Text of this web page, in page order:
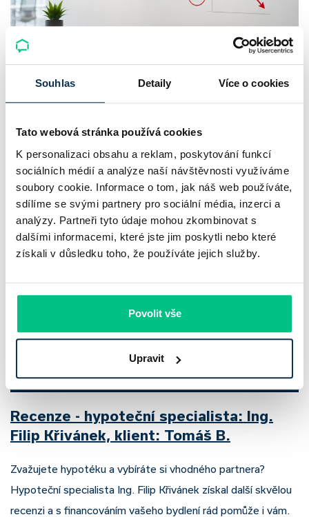
Souhlas Detaily Více o cookies
Tato webová stránka používá cookies
K personalizaci obsahu a reklam, poskytování funkcí
sociálních médií a analýze naší návštěvnosti využíváme
soubory cookie. Informace o tom, jak náš web používáte,
sdílíme se svými partnery pro sociální média, inzerci a
analýzy. Partneři tyto údaje mohou zkombinovat s
dalšími informacemi, které jste jim poskytli nebo které
získali v důsledku toho, že používáte jejich služby.
Povolit vše
Upravit
Komerční banka: pokles zisku
neznamená slabší banku
Komerční banka nabízí docela plastický obrázek dnešního
bankovního trhu. Na jedné straně jí podle zadaného rámce
klesl zisk na 8,5 miliardy korun, na druhé ale dál výrazně
rostly úvěry a…
Pavel Pohanka|aktualizováno: 31.07.2026
Recenze - hypoteční specialista: Ing.
Filip Křivánek, klient: Tomáš B.
Zvažujete hypotéku a vybíráte si vhodného partnera?
Hypoteční specialista Ing. Filip Křivánek získal další skvělou
recenzi a s financováním vašeho bydlení rád pomůže i vám.